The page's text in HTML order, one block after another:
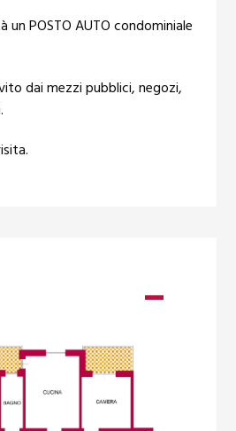
POSTO AUTO condominiale
dai mezzi pubblici, negozi,